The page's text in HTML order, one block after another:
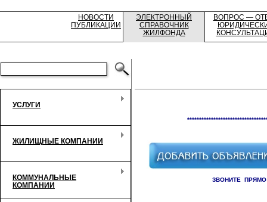
НОВОСТИ
ПУБЛИКАЦИИ
ЭЛЕКТРОННЫЙ
СПРАВОЧНИК
ЖИЛФОНДА
ВОПРОС —
УСЛУГИ
ЖИЛИЩНЫЕ КОМПАНИИ
КОММУНАЛЬНЫЕ
КОМПАНИИ
ЗВОНИТЕ